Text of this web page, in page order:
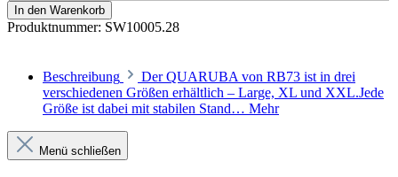
In den Warenkorb
Produktnummer: SW10005.28
Beschreibung
Der QUARUBA von RB73 ist in drei
verschiedenen Größen erhältlich – Large, XL und XXL.Jede
Größe ist dabei mit stabilen Stand… Mehr
Menü schließen